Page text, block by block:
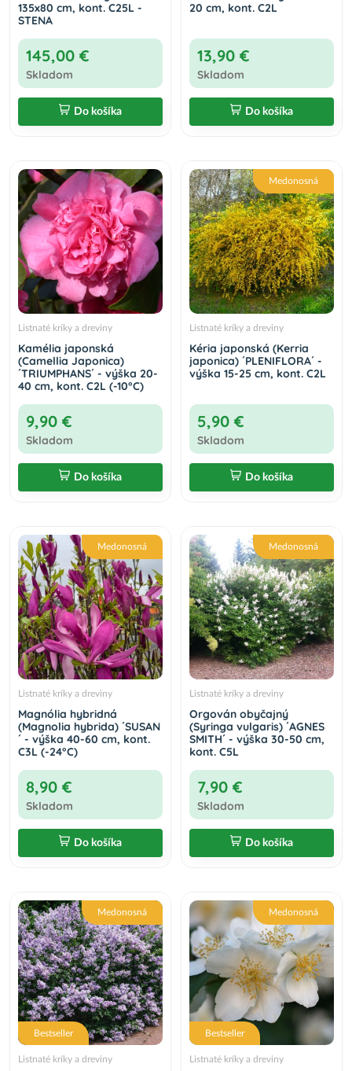
135x80 cm, kont. C25L -
STENA
145,00 €
Skladom
Do košíka
20 cm, kont. C2L
13,90 €
Skladom
Do košíka
Listnaté kríky a dreviny
Kamélia japonská
(Camellia Japonica)
´TRIUMPHANS´ - výška 20-
40 cm, kont. C2L (-10°C)
9,90 €
Skladom
Do košíka
Medonosná
Listnaté kríky a dreviny
Kéria japonská (Kerria
japonica) ´PLENIFLORA´ -
výška 15-25 cm, kont. C2L
5,90 €
Skladom
Do košíka
Medonosná
Listnaté kríky a dreviny
Magnólia hybridná
(Magnolia hybrida) ´SUSAN
´ - výška 40-60 cm, kont.
C3L (-24°C)
8,90 €
Skladom
Do košíka
Medonosná
Listnaté kríky a dreviny
Orgován obyčajný
(Syringa vulgaris) ´AGNES
SMITH´ - výška 30-50 cm,
kont. C5L
7,90 €
Skladom
Do košíka
Bestseller
Medonosná
Listnaté kríky a dreviny
Bestseller
Medonosná
Listnaté kríky a dreviny